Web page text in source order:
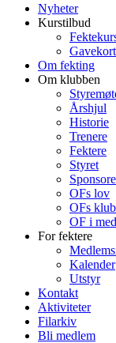
Nyheter
Kurstilbud
Gavekort
Om fekting
Om klubben
Årshjul
Historie
Trenere
Fektere
Styret
OFs lov
OFs
OF i
For fektere
Kalender
Utstyr
Kontakt
Aktiviteter
Filarkiv
Bli medlem